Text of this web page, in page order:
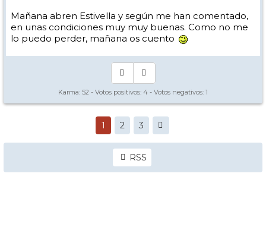
Mañana abren Estivella y según me han comentado,
en unas condiciones muy muy buenas. Como no me
lo puedo perder, mañana os cuento
Karma: 52 - Votos positivos: 4 - Votos negativos: 1
1 2 3
RSS